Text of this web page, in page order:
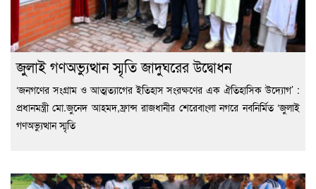
জুলাই গণঅভ্যুত্থান স্মৃতি জাদুঘরের উদ্বোধন
‘জনগণের সংগ্রাম ও আত্মত্যাগের ইতিহাস সংরক্ষণের এক ঐতিহাসিক উদ্যোগ’ :
প্রধানমন্ত্রী মো.জুনেদ আহমদ,ফ্রান্স রাজধানীর শেরেবাংলা নগরে নবনির্মিত ‘জুলাই
গণঅভ্যুত্থান স্মৃতি